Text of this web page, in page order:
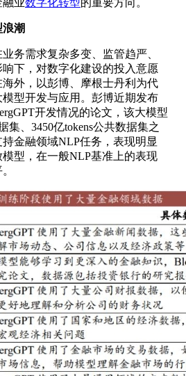
潮
务需求复杂多变、监管趋严、
下，对数字化建设的投入意愿
外，以彭博、摩根士丹利为代
型开发与应用。彭博近期发布
开发情况的论文，该大模型
集、3450亿tokens公共数据集之
持金融领域NLP任务，表现明显
型，在一般NLP基准上的表现